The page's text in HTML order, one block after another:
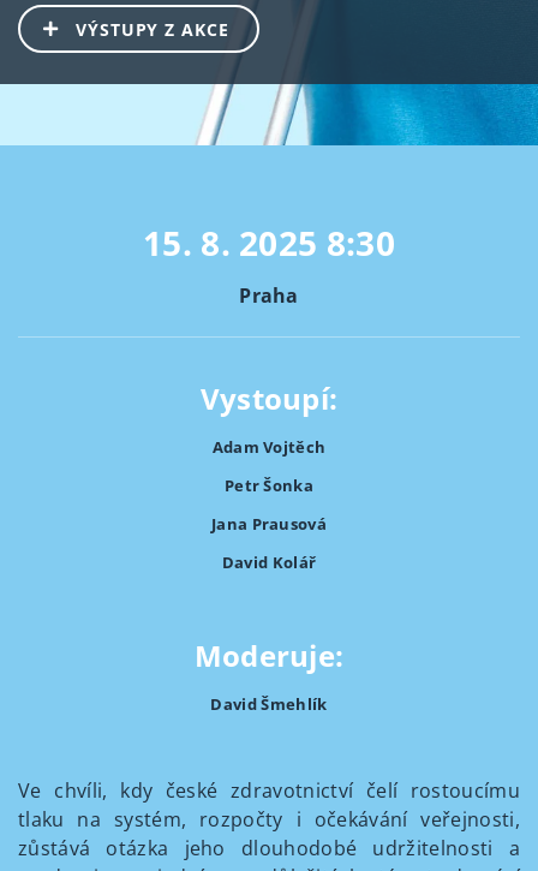
VÝSTUPY Z AKCE
15. 8. 2025 8:30
Praha
Vystoupí:
Adam Vojtěch
Petr Šonka
Jana Prausová
David Kolář
Moderuje:
David Šmehlík
Ve chvíli, kdy české zdravotnictví čelí rostoucímu
tlaku na systém, rozpočty i očekávání veřejnosti,
zůstává otázka jeho dlouhodobé udržitelnosti a